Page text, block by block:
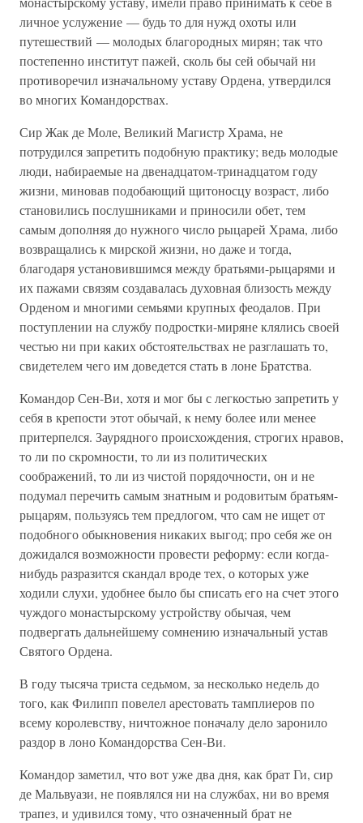
личное услужение — будь то для нужд охоты или
путешествий — молодых благородных мирян; так что
постепенно институт пажей, сколь бы сей обычай ни
противоречил изначальному уставу Ордена, утвердился
во многих Командорствах.
Сир Жак де Моле, Великий Магистр Храма, не
потрудился запретить подобную практику; ведь молодые
люди, набираемые на двенадцатом-тринадцатом году
жизни, миновав подобающий щитоносцу возраст, либо
становились послушниками и приносили обет, тем
самым дополняя до нужного число рыцарей Храма, либо
возвращались к мирской жизни, но даже и тогда,
благодаря установившимся между братьями-рыцарями и
их пажами связям создавалась духовная близость между
Орденом и многими семьями крупных феодалов. При
поступлении на службу подростки-миряне клялись своей
честью ни при каких обстоятельствах не разглашать то,
свидетелем чего им доведется стать в лоне Братства.
Командор Сен-Ви, хотя и мог бы с легкостью запретить у
себя в крепости этот обычай, к нему более или менее
притерпелся. Заурядного происхождения, строгих нравов,
то ли по скромности, то ли из политических
соображений, то ли из чистой порядочности, он и не
подумал перечить самым знатным и родовитым братьям-
рыцарям, пользуясь тем предлогом, что сам не ищет от
подобного обыкновения никаких выгод; про себя же он
дожидался возможности провести реформу: если когда-
нибудь разразится скандал вроде тех, о которых уже
ходили слухи, удобнее было бы списать его на счет этого
чуждого монастырскому устройству обычая, чем
подвергать дальнейшему сомнению изначальный устав
Святого Ордена.
В году тысяча триста седьмом, за несколько недель до
того, как Филипп повелел арестовать тамплиеров по
всему королевству, ничтожное поначалу дело заронило
раздор в лоно Командорства Сен-Ви.
Командор заметил, что вот уже два дня, как брат Ги, сир
де Мальвуази, не появлялся ни на службах, ни во время
трапез, и удивился тому, что означенный брат не